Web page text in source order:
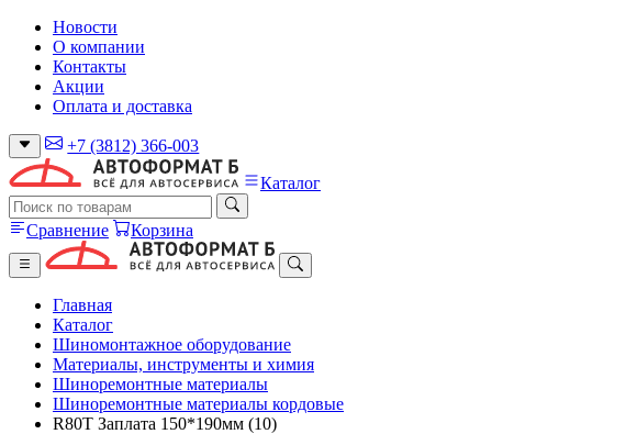
Новости
О компании
Контакты
Акции
Оплата и доставка
+7 (3812) 366-003
Каталог
Сравнение Корзина
Главная
Каталог
Шиномонтажное оборудование
Материалы, инструменты и химия
Шиноремонтные материалы
Шиноремонтные материалы кордовые
R80T Заплата 150*190мм (10)